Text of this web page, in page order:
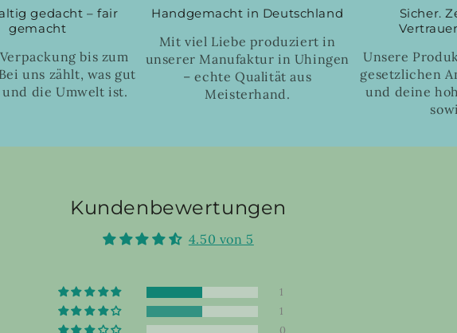
gedacht – fair
gemacht
bis zum
uns zählt, was gut
die Umwelt ist.
Handgemacht in Deutschland
Mit viel Liebe produziert in
unserer Manufaktur in Uhingen
– echte Qualität aus
Meisterhand.
Sicher.
Unsere
gesetzlichen
und deine
Kundenbewertungen
4.50 von 5
1
1
0